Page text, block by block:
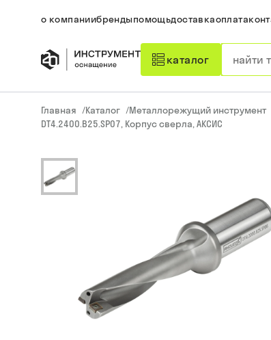
о компаниибрендыпомощьдоставкаоплата
каталог
Главная /Каталог /Металлорежущий инструмент
DT4.2400.B25.SP07, Корпус сверла, АКСИС